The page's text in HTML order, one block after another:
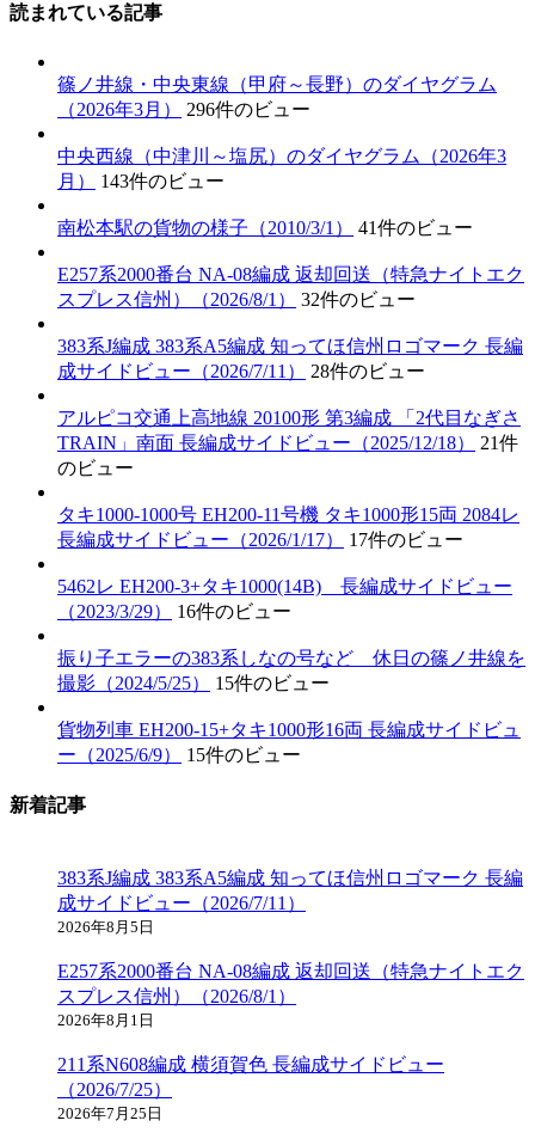
読まれている記事
篠ノ井線・中央東線（甲府～長野）のダイヤグラム
（2026年3月）
296件のビュー
中央西線（中津川～塩尻）のダイヤグラム（2026年3
月）
143件のビュー
南松本駅の貨物の様子（2010/3/1） 41件のビュー
E257系2000番台 NA-08編成 返却回送（特急ナイトエク
スプレス信州）（2026/8/1）
32件のビュー
383系J編成 383系A5編成 知ってほ信州ロゴマーク 長編
成サイドビュー（2026/7/11）
28件のビュー
アルピコ交通上高地線 20100形 第3編成 「2代目なぎさ
TRAIN」南面 長編成サイドビュー（2025/12/18）
21件
のビュー
タキ1000-1000号 EH200-11号機 タキ1000形15両 2084レ
長編成サイドビュー（2026/1/17）
17件のビュー
5462レ EH200-3+タキ1000(14B) 長編成サイドビュー
（2023/3/29）
16件のビュー
振り子エラーの383系しなの号など 休日の篠ノ井線を
撮影（2024/5/25）
15件のビュー
貨物列車 EH200-15+タキ1000形16両 長編成サイドビュ
ー（2025/6/9）
15件のビュー
新着記事
383系J編成 383系A5編成 知ってほ信州ロゴマーク 長編
成サイドビュー（2026/7/11）
2026年8月5日
E257系2000番台 NA-08編成 返却回送（特急ナイトエク
スプレス信州）（2026/8/1）
2026年8月1日
211系N608編成 横須賀色 長編成サイドビュー
（2026/7/25）
2026年7月25日